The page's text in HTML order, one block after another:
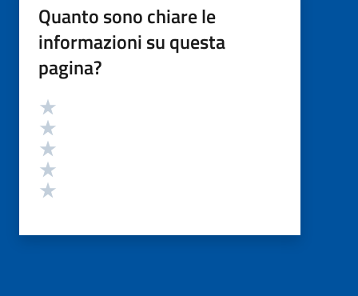
Quanto sono chiare le
informazioni su questa
pagina?
Valutazione